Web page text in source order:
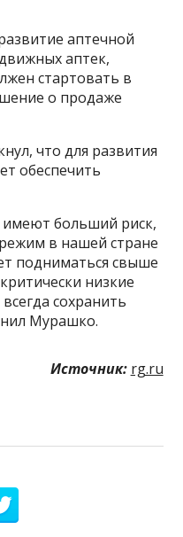
аптечной
аптек,
стартовать в
о продаже
что для развития
обеспечить
имеют больший риск,
в нашей стране
подниматься свыше
низкие
сохранить
Мурашко.
Источник: rg.ru